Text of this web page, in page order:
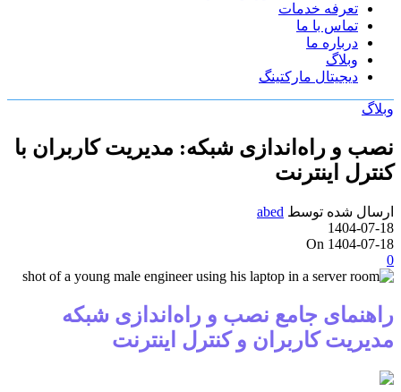
تعرفه خدمات
تماس با ما
درباره ما
وبلاگ
دیجیتال مارکتینگ
وبلاگ
نصب و راه‌اندازی شبکه: مدیریت کاربران با
کنترل اینترنت
ارسال شده توسط abed
1404-07-18
On 1404-07-18
0
راهنمای جامع نصب و راه‌اندازی شبکه
مدیریت کاربران و کنترل اینترنت